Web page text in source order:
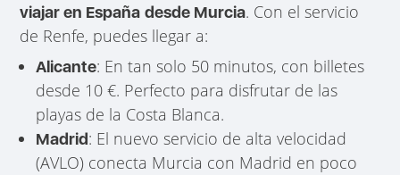
viajar en España desde Murcia. Con el servicio
de Renfe, puedes llegar a:
Alicante: En tan solo 50 minutos, con billetes
desde 10 €. Perfecto para disfrutar de las
playas de la Costa Blanca.
Madrid: El nuevo servicio de alta velocidad
(AVLO) conecta Murcia con Madrid en poco